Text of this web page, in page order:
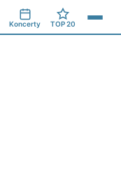
Koncerty TOP 20